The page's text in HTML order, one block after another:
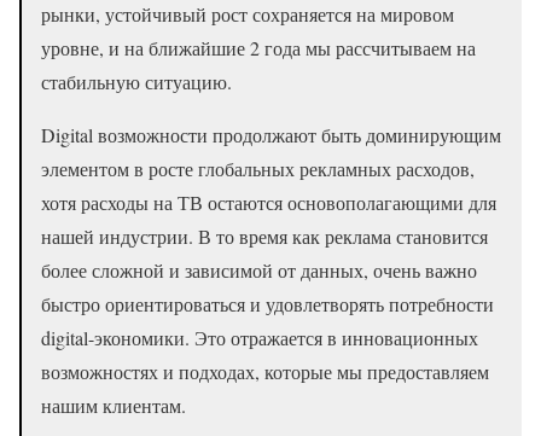
рынки, устойчивый рост сохраняется на мировом
уровне, и на ближайшие 2 года мы рассчитываем на
стабильную ситуацию.
Digital возможности продолжают быть доминирующим
элементом в росте глобальных рекламных расходов,
хотя расходы на ТВ остаются основополагающими для
нашей индустрии. В то время как реклама становится
более сложной и зависимой от данных, очень важно
быстро ориентироваться и удовлетворять потребности
digital-экономики. Это отражается в инновационных
возможностях и подходах, которые мы предоставляем
нашим клиентам.